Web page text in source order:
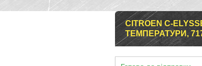
CITROEN C-
ТЕМПЕРАТУРИ,